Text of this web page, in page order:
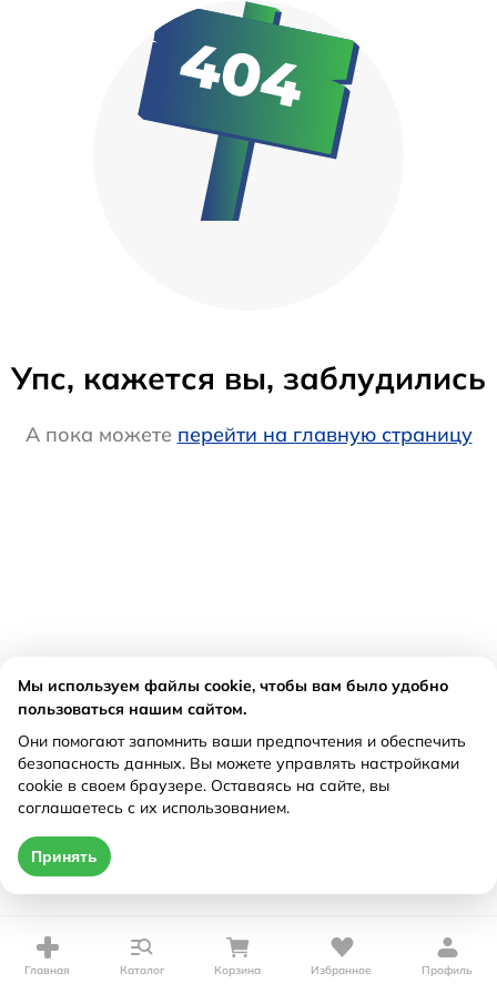
Упс, кажется вы, заблудились
А пока можете перейти на главную страницу
Главная Каталог Корзина Избранное Профиль
Мы используем файлы cookie, чтобы вам было удобно
пользоваться нашим сайтом.
Они помогают запомнить ваши предпочтения и обеспечить
безопасность данных. Вы можете управлять настройками
cookie в своем браузере. Оставаясь на сайте, вы
соглашаетесь с их использованием.
Принять